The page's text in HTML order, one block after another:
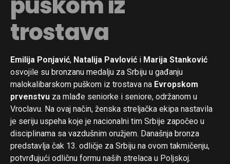
trostava
Emilija Ponjavić, Natalija Pavlović i Marija Stanković
osvojile su bronzanu medalju za Srbiju u gađanju
malokalibarskom puškom iz trostava na Evropskom
prvenstvu za mlađe seniorke i seniore, održanom u
Vroclavu. Na ovaj način, ženska streljačka ekipa nastavila
je seriju uspeha koje je nacionalni tim Srbije započeo u
disciplinama sa vazdušnim oružjem. Današnja bronza
predstavlja čak 13. odličje za Srbiju na ovom takmičenju,
potvrđujući odličnu formu naših strelaca u Poljskoj.